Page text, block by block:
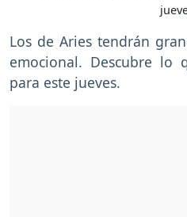
Los de Aries tendrán
emocional. Descubre lo
para este jueves.